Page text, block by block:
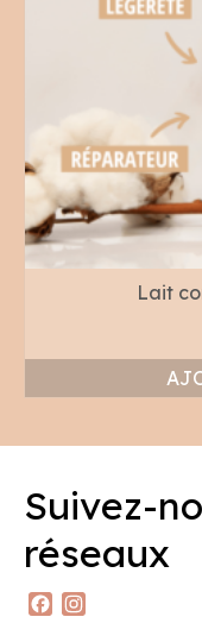
Lait
Suivez-
réseaux
Facebook